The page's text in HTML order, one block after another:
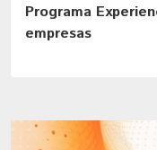
Programa
empresas